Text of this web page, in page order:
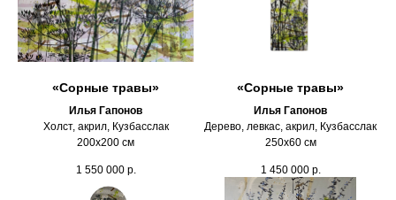
«Сорные травы»
Илья Гапонов
Холст, акрил, Кузбасслак
200х200 см
1 550 000 р.
«Сорные травы»
Илья Гапонов
Дерево, левкас, акрил, Кузбасслак
250х60 см
1 450 000 р.